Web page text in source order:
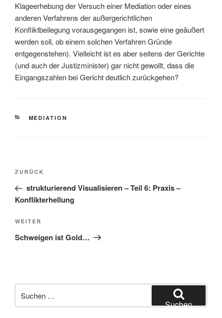
Klageerhebung der Versuch einer Mediation oder eines
anderen Verfahrens der außergerichtlichen
Konfliktbeilegung vorausgegangen ist, sowie eine geäußert
werden soll, ob einem solchen Verfahren Gründe
entgegenstehen). Vielleicht ist es aber seitens der Gerichte
(und auch der Justizminister) gar nicht gewollt, dass die
Eingangszahlen bei Gericht deutlich zurückgehen?
KATEGORIEN
MEDIATION
Beitragsnavigation
Vorheriger
Beitrag
ZURÜCK
strukturierend Visualisieren – Teil 6: Praxis –
Konflikterhellung
Nächster
Beitrag
WEITER
Schweigen ist Gold…
nach:
Suchen